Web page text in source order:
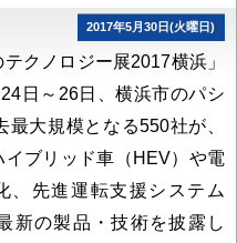
2017年5月30日(火曜日)
クノロジー展2017横浜」
日～26日、横浜市のパシ
大規模となる550社が、
ブリッド車（HEV）や電
、先進運転支援システム
新の製品・技術を披露し